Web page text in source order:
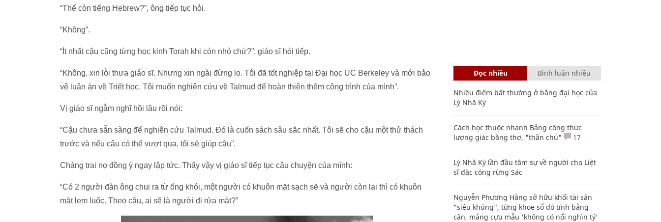
“Thế còn tiếng Hebrew?”, ông tiếp tục hỏi.
“Không”.
“Ít nhất cậu cũng từng học kinh Torah khi còn nhỏ chứ?”, giáo sĩ hỏi tiếp.
“Không, xin lỗi thưa giáo sĩ. Nhưng xin ngài đừng lo. Tôi đã tốt nghiệp tại Đại học UC Berkeley và mới bảo
vệ luận án về Triết học. Tôi muốn nghiên cứu về Talmud để hoàn thiện thêm công trình của mình”.
Vị giáo sĩ ngẫm nghĩ hồi lâu rồi nói:
“Cậu chưa sẵn sàng để nghiên cứu Talmud. Đó là cuốn sách sâu sắc nhất. Tôi sẽ cho cậu một thử thách
trước và nếu cậu có thể vượt qua, tôi sẽ giúp cậu”.
Chàng trai nọ đồng ý ngay lập tức. Thấy vậy vị giáo sĩ tiếp tục câu chuyện của mình:
“Có 2 người đàn ông chui ra từ ống khói, một người có khuôn mặt sạch sẽ và người còn lại thì có khuôn
mặt lem luốc. Theo cậu, ai sẽ là người đi rửa mặt?”
Đọc nhiều Bình luận nhiều
Nhiều điểm bất thường ở bằng đại học của
Lý Nhã Kỳ
Cách học thuộc nhanh Bảng công thức
lượng giác bằng thơ, "thần chú"
17
Lý Nhã Kỳ lần đầu tâm sự về người cha Liệt
sĩ đặc công rừng Sác
Nguyễn Phương Hằng sở hữu khối tài sản
"siêu khủng", từng khoe sổ đỏ tính bằng
cân, mắng cựu mẫu 'không có nổi nghìn tỷ'